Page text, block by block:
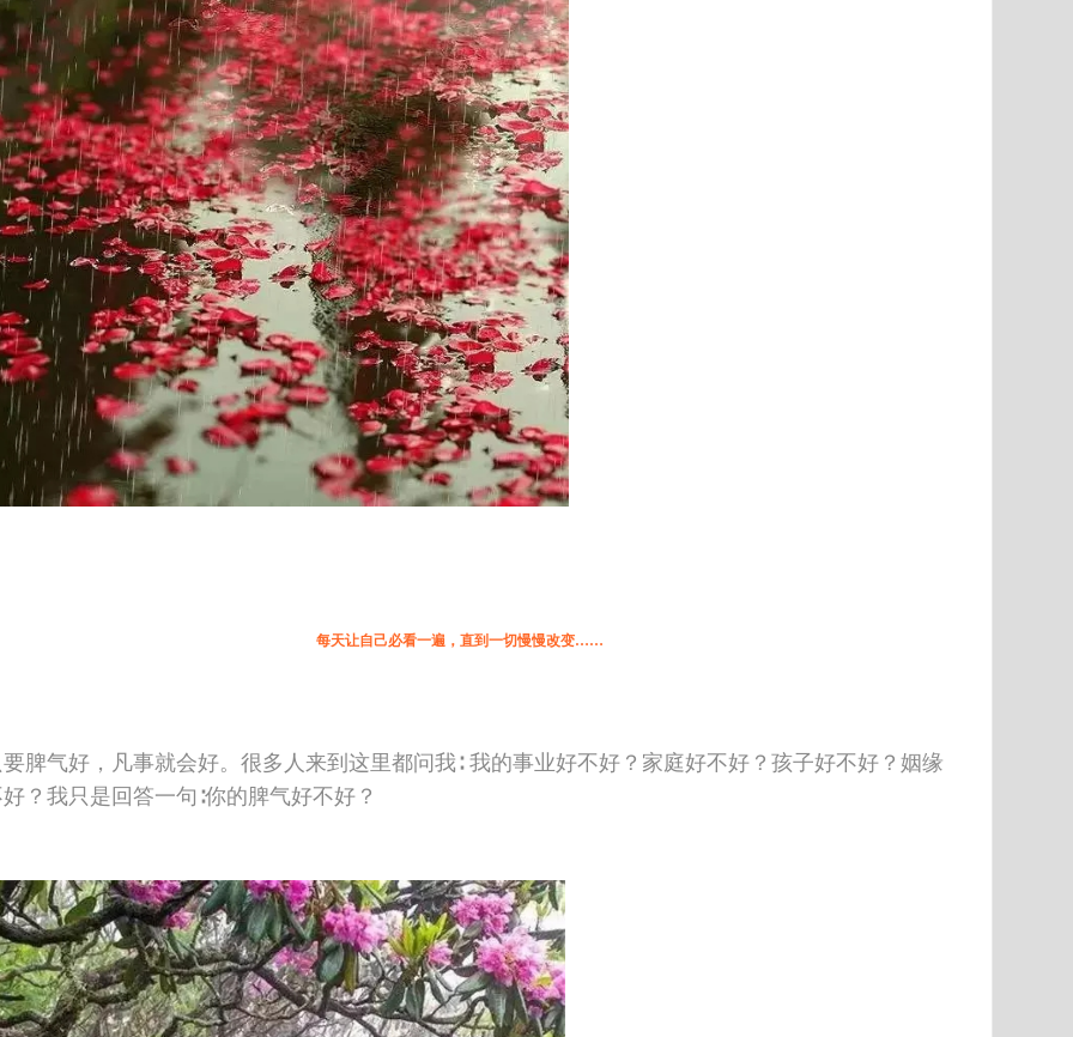
每天让自己必看一遍，直到一切慢慢改变……
脾气好，凡事就会好。很多人来到这里都问我∶ 我的事业好不好？家庭好不好？孩子好不好？姻缘
？我只是回答一句∶你的脾气好不好？